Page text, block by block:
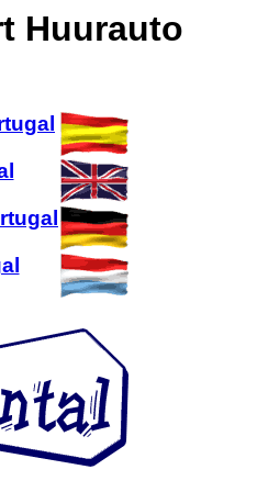
Huurauto